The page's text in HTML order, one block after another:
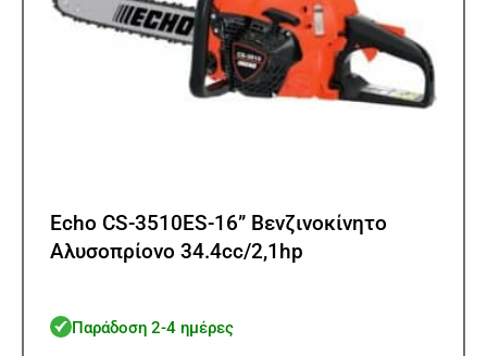
Echo CS-3510ES-16” Βενζινοκίνητο
Αλυσοπρίονο 34.4cc/2,1hp
Παράδοση 2-4 ημέρες